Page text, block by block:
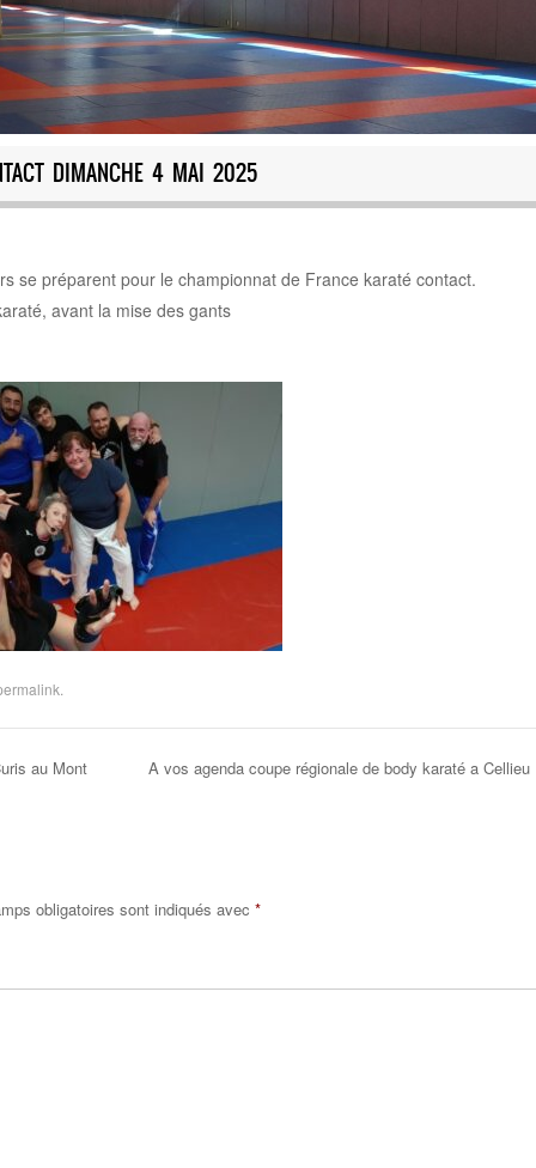
DIMANCHE 4 MAI 2025
se préparent pour le championnat de France karaté contact.
avant la mise des gants
au Mont A vos agenda coupe régionale de body karaté a Cellieu
obligatoires sont indiqués avec*